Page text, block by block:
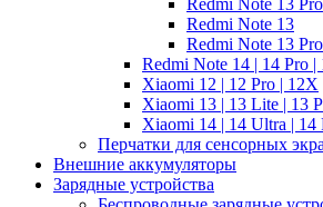
Redmi Note 13
Redmi Note 13
Redmi Note 14 | 14 Pro |
Xiaomi 12 | 12 Pro | 12X
Xiaomi 13 | 13 Lite | 13
Xiaomi 14 | 14 Ultra | 14
Перчатки для сенсорных
Внешние аккумуляторы
Зарядные устройства